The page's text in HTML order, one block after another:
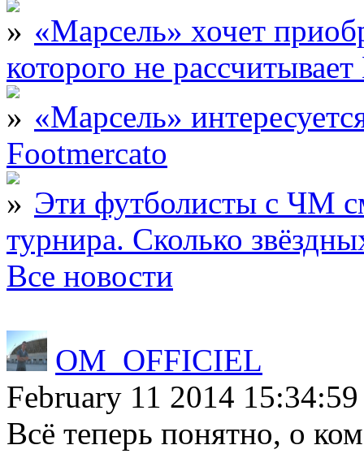
«Марсель» хочет
которого не
«Марсель»
Footmercato
Эти футболисты с ЧМ
турнира. Сколько
Все новости
OM_OFFICIEL
February 11 2014 15:34:59
Всё теперь понятно, о